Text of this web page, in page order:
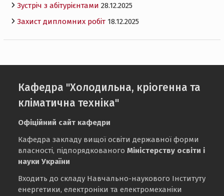
Зустріч з абітурієнтами 28.12.2025
Захист дипломних робіт 18.12.2025
Кафедра "Холодильна, кріогенна та
кліматична техніка"
Офіційний сайт кафедри
Кафедра закладу вищої освіти державної форми
власності, підпорядкованогоМіністерству освіти і
науки України
Входить до складу Навчально-наукового Інституту
енергетики, електроніки та електромеханіки